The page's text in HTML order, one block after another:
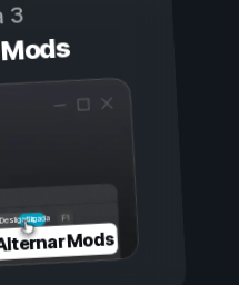
3
Ligada
Desligada
Mods